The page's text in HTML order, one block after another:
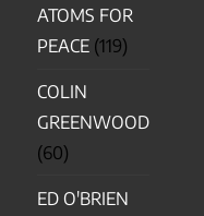
ATOMS FOR
PEACE (119)
COLIN
GREENWOOD
(60)
ED O'BRIEN